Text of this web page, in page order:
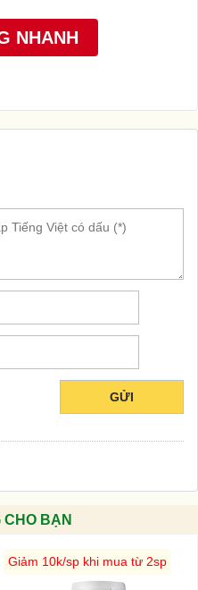
GỬI
BẠN
Giảm 10k/sp khi mua từ 2sp